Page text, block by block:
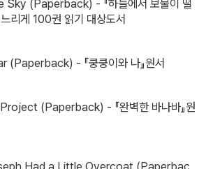
(Paperback) - 『하늘에서 보물이 떨
리게 100권 읽기 대상도서
- 『쿵쿵이와 나』원서
(Paperback) - 『완벽한 바나바』원